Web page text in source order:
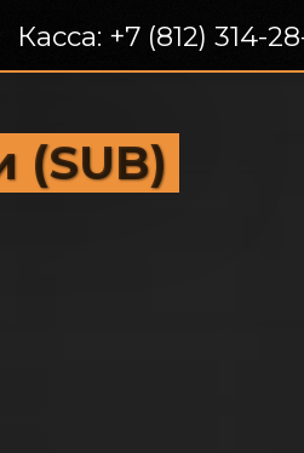
Касса: +7 (812) 314-
(SUB)